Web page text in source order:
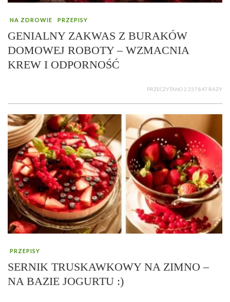
NA ZDROWIE PRZEPISY
GENIALNY ZAKWAS Z BURAKÓW
DOMOWEJ ROBOTY – WZMACNIA
KREW I ODPORNOŚĆ
PRZECZYTANO 2 237 847 RAZY
PRZEPISY
SERNIK TRUSKAWKOWY NA ZIMNO –
NA BAZIE JOGURTU :)